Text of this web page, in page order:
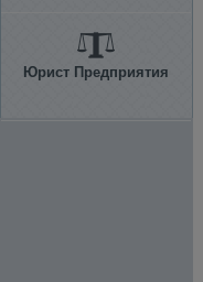
Юрист Предприятия